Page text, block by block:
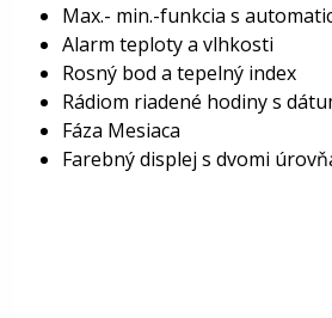
Max.- min.-funkcia s
Alarm teploty a vlhkosti
Rosný bod a tepelný index
Rádiom riadené hodiny s
Fáza Mesiaca
Farebný displej s dvomi